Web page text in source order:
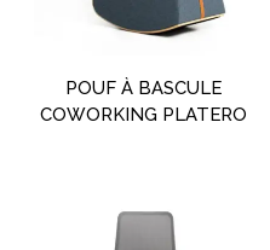
POUF À BASCULE
COWORKING PLATERO